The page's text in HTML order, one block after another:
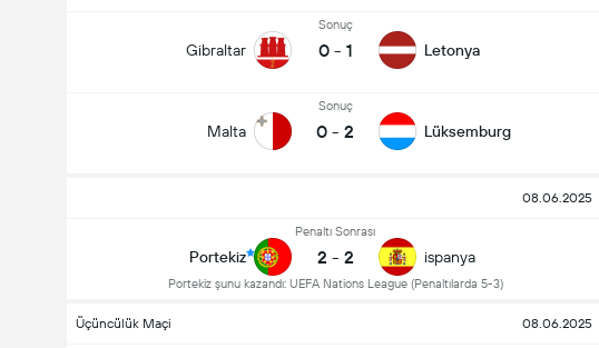
Gibraltar
Sonuç
0 - 1 Letonya
Malta
Sonuç
0 - 2 Lüksemburg
08.06.2025
Portekiz
Penaltı Sonrası
2 - 2
Portekiz şunu kazandı: UEFA Nations League (Penaltılarda 5-3)
ispanya
Üçüncülük Maçi 08.06.2025
Maçtaki Toplam Gol (2.5)
Toplam Oy: 40,230